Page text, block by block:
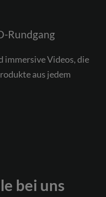
Rundgang
immersive Videos, die
aus jedem
bei uns